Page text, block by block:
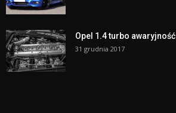
Opel 1.4 turbo awaryjność
31 grudnia 2017